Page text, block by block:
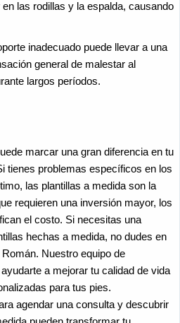
las rodillas y la espalda, causando
inadecuado puede llevar a una
general de malestar al
largos períodos.
marcar una gran diferencia en tu
tienes problemas específicos en los
las plantillas a medida son la
requieren una inversión mayor, los
el costo. Si necesitas una
hechas a medida, no dudes en
Nuestro equipo de
a mejorar tu calidad de vida
para tus pies.
agendar una consulta y descubrir